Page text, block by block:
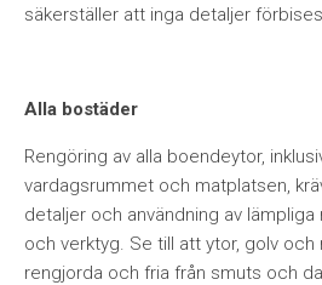
säkerställer att inga detaljer
Alla bostäder
Rengöring av alla boendeytor,
vardagsrummet och matplatsen,
detaljer och användning av
och verktyg. Se till att ytor, golv
rengjorda och fria från smuts och